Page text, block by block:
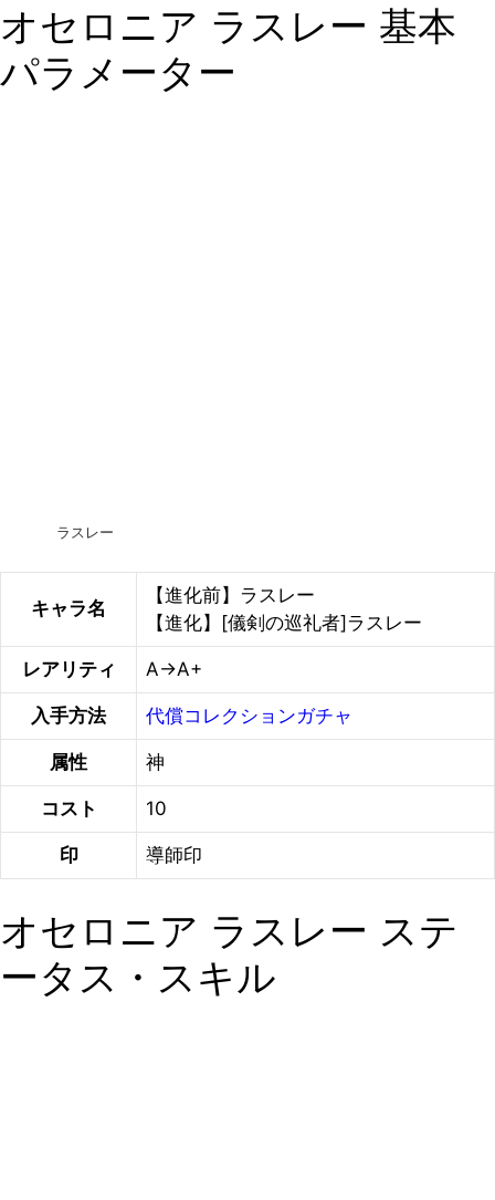
オセロニア ラスレー 基本
パラメーター
ラスレー
キャラ名
【進化前】ラスレー
【進化】[儀剣の巡礼者]ラスレー
レアリティ A→A+
入手方法 代償コレクションガチャ
属性 神
コスト 10
印 導師印
オセロニア ラスレー ステ
ータス・スキル